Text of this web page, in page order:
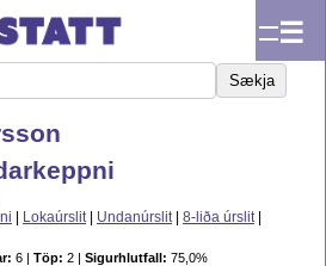
☰
Sækja
Lokaúrslit| Undanúrslit| 8-liða úrslit|
6 | Töp: 2 | Sigurhlutfall: 75,0%